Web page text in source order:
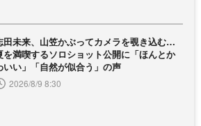
田未来、山笠かぶってカメラを覗き込む…
を満喫するソロショット公開に「ほんとか
いい」「自然が似合う」の声
2026/8/9 8:30